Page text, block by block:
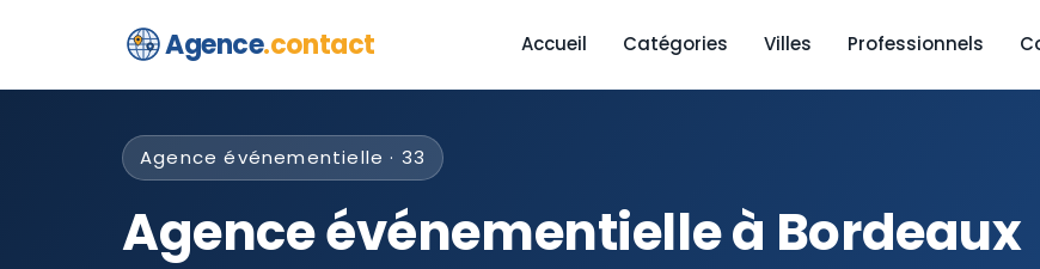
Agence.contact Accueil Catégories Villes Professionnels
Agence événementielle · 33
Agence événementielle à Bordeaux